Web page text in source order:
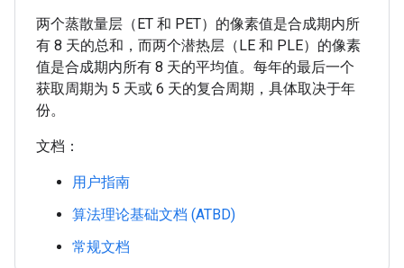
两个蒸散量层（ET 和 PET）的像素值是合成期内所
有 8 天的总和，而两个潜热层（LE 和 PLE）的像素
值是合成期内所有 8 天的平均值。每年的最后一个
获取周期为 5 天或 6 天的复合周期，具体取决于年
份。
文档：
用户指南
算法理论基础文档 (ATBD)
常规文档